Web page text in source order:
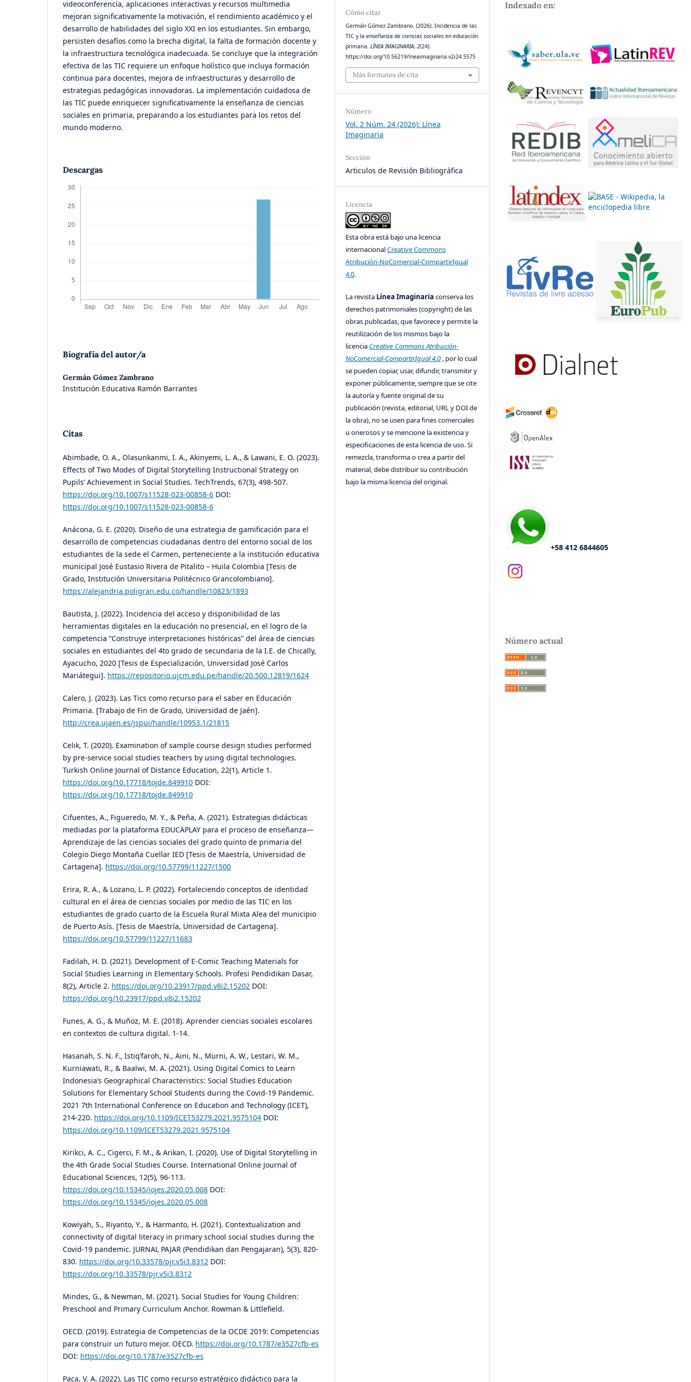
videoconferencia, aplicaciones interactivas y recursos multimedia
mejoran significativamente la motivación, el rendimiento académico y el
desarrollo de habilidades del siglo XXI en los estudiantes. Sin embargo,
persisten desafíos como la brecha digital, la falta de formación docente y
la infraestructura tecnológica inadecuada. Se concluye que la integración
efectiva de las TIC requiere un enfoque holístico que incluya formación
continua para docentes, mejora de infraestructuras y desarrollo de
estrategias pedagógicas innovadoras. La implementación cuidadosa de
las TIC puede enriquecer significativamente la enseñanza de ciencias
sociales en primaria, preparando a los estudiantes para los retos del
mundo moderno.
Descargas
Biografía del autor/a
Germán Gómez Zambrano
Institución Educativa Ramón Barrantes
Citas
Abimbade, O. A., Olasunkanmi, I. A., Akinyemi, L. A., & Lawani, E. O. (2023).
Effects of Two Modes of Digital Storytelling Instructional Strategy on
Pupils’ Achievement in Social Studies. TechTrends, 67(3), 498-507.
https://doi.org/10.1007/s11528-023-00858-6 DOI:
https://doi.org/10.1007/s11528-023-00858-6
Anácona, G. E. (2020). Diseño de una estrategia de gamificación para el
desarrollo de competencias ciudadanas dentro del entorno social de los
estudiantes de la sede el Carmen, perteneciente a la institución educativa
municipal José Eustasio Rivera de Pitalito – Huila Colombia [Tesis de
Grado, Institución Universitaria Politécnico Grancolombiano].
https://alejandria.poligran.edu.co/handle/10823/1893
Bautista, J. (2022). Incidencia del acceso y disponibilidad de las
herramientas digitales en la educación no presencial, en el logro de la
competencia “Construye interpretaciones históricas” del área de ciencias
sociales en estudiantes del 4to grado de secundaria de la I.E. de Chically,
Ayacucho, 2020 [Tesis de Especialización, Universidad José Carlos
Mariátegui]. https://repositorio.ujcm.edu.pe/handle/20.500.12819/1624
Calero, J. (2023). Las Tics como recurso para el saber en Educación
Primaria. [Trabajo de Fin de Grado, Universidad de Jaén].
http://crea.ujaen.es/jspui/handle/10953.1/21815
Celık, T. (2020). Examination of sample course design studies performed
by pre-service social studies teachers by using digital technologies.
Turkish Online Journal of Distance Education, 22(1), Article 1.
https://doi.org/10.17718/tojde.849910 DOI:
https://doi.org/10.17718/tojde.849910
Cifuentes, A., Figueredo, M. Y., & Peña, A. (2021). Estrategias didácticas
mediadas por la plataforma EDUCAPLAY para el proceso de enseñanza—
Aprendizaje de las ciencias sociales del grado quinto de primaria del
Colegio Diego Montaña Cuellar IED [Tesis de Maestría, Universidad de
Cartagena]. https://doi.org/10.57799/11227/1500
Erira, R. A., & Lozano, L. P. (2022). Fortaleciendo conceptos de identidad
cultural en el área de ciencias sociales por medio de las TIC en los
estudiantes de grado cuarto de la Escuela Rural Mixta Alea del municipio
de Puerto Asís. [Tesis de Maestría, Universidad de Cartagena].
https://doi.org/10.57799/11227/11683
Fadilah, H. D. (2021). Development of E-Comic Teaching Materials for
Social Studies Learning in Elementary Schools. Profesi Pendidikan Dasar,
8(2), Article 2. https://doi.org/10.23917/ppd.v8i2.15202 DOI:
https://doi.org/10.23917/ppd.v8i2.15202
Funes, A. G., & Muñoz, M. E. (2018). Aprender ciencias sociales escolares
en contextos de cultura digital. 1-14.
Hasanah, S. N. F., Istiq’faroh, N., Aini, N., Murni, A. W., Lestari, W. M.,
Kurniawati, R., & Baalwi, M. A. (2021). Using Digital Comics to Learn
Indonesia’s Geographical Characteristics: Social Studies Education
Solutions for Elementary School Students during the Covid-19 Pandemic.
2021 7th International Conference on Education and Technology (ICET),
214-220. https://doi.org/10.1109/ICET53279.2021.9575104 DOI:
https://doi.org/10.1109/ICET53279.2021.9575104
Kirikci, A. C., Cigerci, F. M., & Arikan, I. (2020). Use of Digital Storytelling in
the 4th Grade Social Studies Course. International Online Journal of
Educational Sciences, 12(5), 96-113.
https://doi.org/10.15345/iojes.2020.05.008 DOI:
https://doi.org/10.15345/iojes.2020.05.008
Kowiyah, S., Riyanto, Y., & Harmanto, H. (2021). Contextualization and
connectivity of digital literacy in primary school social studies during the
Covid-19 pandemic. JURNAL PAJAR (Pendidikan dan Pengajaran), 5(3), 820-
830. https://doi.org/10.33578/pjr.v5i3.8312 DOI:
https://doi.org/10.33578/pjr.v5i3.8312
Mindes, G., & Newman, M. (2021). Social Studies for Young Children:
Preschool and Primary Curriculum Anchor. Rowman & Littlefield.
OECD. (2019). Estrategia de Competencias de la OCDE 2019: Competencias
para construir un futuro mejor. OECD. https://doi.org/10.1787/e3527cfb-es
DOI: https://doi.org/10.1787/e3527cfb-es
Paca, V. A. (2022). Las TIC como recurso estratégico didáctico para la
Cómo citar
Germán Gómez Zambrano. (2026). Incidencia de las
TIC y la enseñanza de ciencias sociales en educación
primaria.LÍNEA IMAGINARIA,2(24).
https://doi.org/10.56219/lneaimaginaria.v2i24.5575
Más formatos de cita
Número
Vol. 2 Núm. 24 (2026): Línea
Imaginaria
Sección
Articulos de Revisión Bibliográfica
Licencia
Esta obra está bajo una licencia
internacionalCreative Commons
Atribución-NoComercial-CompartirIgual
4.0.
La revista Línea Imaginariaconserva los
derechos patrimoniales (copyright) de las
obras publicadas, que favorece y permite la
reutilización de los mismos bajo la
licencia Creative Commons Atribución-
NoComercial-CompartirIgual 4.0 , por lo cual
se pueden copiar, usar, difundir, transmitir y
exponer públicamente, siempre que se cite
la autoría y fuente original de su
publicación (revista, editorial, URL y DOI de
la obra), no se usen para fines comerciales
u onerosos y se mencione la existencia y
especificaciones de esta licencia de uso. Si
remezcla, transforma o crea a partir del
material, debe distribuir su contribución
bajo la misma licencia del original.
Indexado en:
+58 412 6844605
Número actual